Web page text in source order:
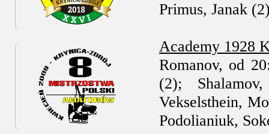
Primus, Janak
Academy 1928
Romanov, od
(2);
Vekselsthein,
Podolianiuk,